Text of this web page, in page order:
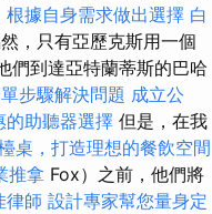
據自身需求做出選擇 白
，只有亞歷克斯用一個
們到達亞特蘭蒂斯的巴哈
步驟解決問題 成立公
的助聽器選擇 但是，在我
桌，打造理想的餐飲空間
推拿 Fox）之前，他們將
律師 設計專家幫您量身定